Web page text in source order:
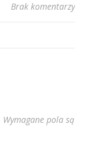
Brak komentarzy
Wymagane pola są